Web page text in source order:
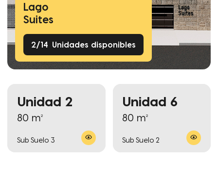
Lago
Suites
2/14 Unidades disponibles
Unidad 2
80 m²
Sub Suelo 3
Unidad 6
80 m²
Sub Suelo 2